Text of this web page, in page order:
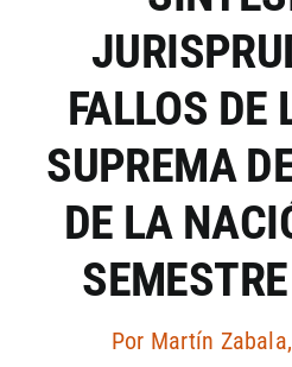
Artículos por autor
Artículos por sección
FALLOS DE
SUPREMA
DE LA
Por Martín Zabala,